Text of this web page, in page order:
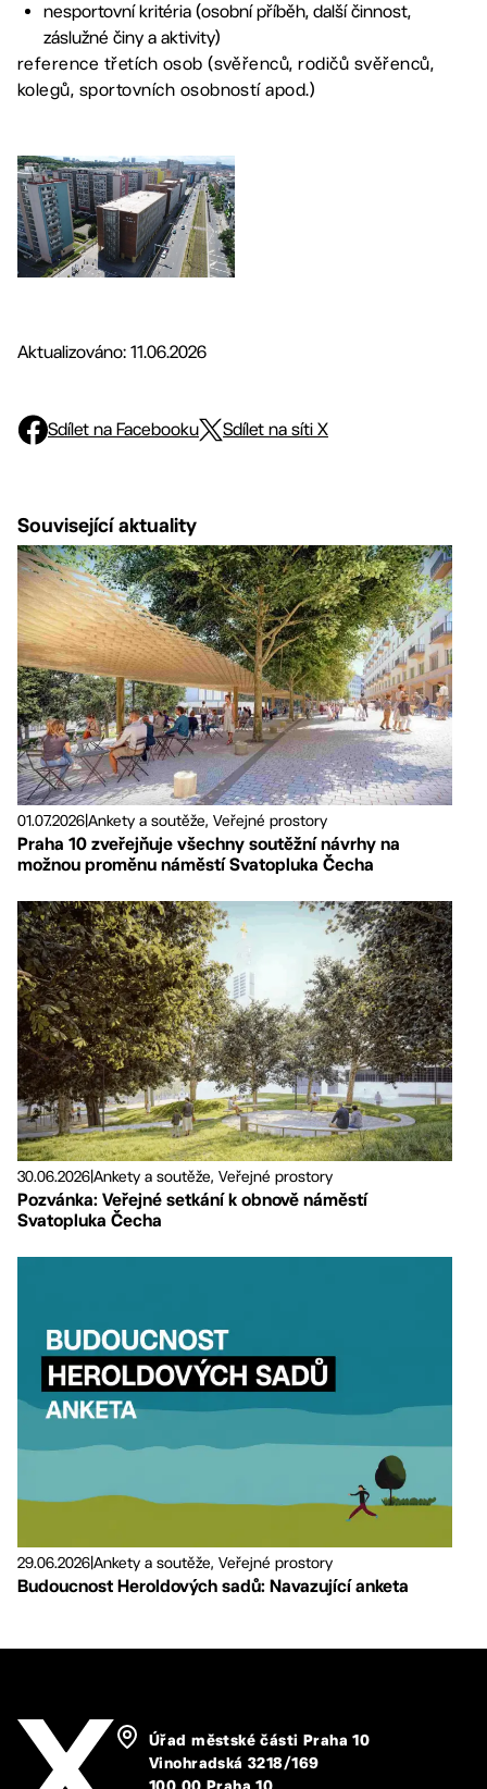
nesportovní kritéria (osobní příběh, další činnost,
záslužné činy a aktivity)
reference třetích osob (svěřenců, rodičů svěřenců,
kolegů, sportovních osobností apod.)
Aktualizováno: 11.06.2026
Sdílet na Facebooku Sdílet na síti X
Související aktuality
01.07.2026Ankety a soutěže, Veřejné prostory
Praha 10 zveřejňuje všechny soutěžní návrhy na
možnou proměnu náměstí Svatopluka Čecha
30.06.2026Ankety a soutěže, Veřejné prostory
Pozvánka: Veřejné setkání k obnově náměstí
Svatopluka Čecha
29.06.2026Ankety a soutěže, Veřejné prostory
Budoucnost Heroldových sadů: Navazující anketa
Úřad městské části Praha 10
Vinohradská 3218/169